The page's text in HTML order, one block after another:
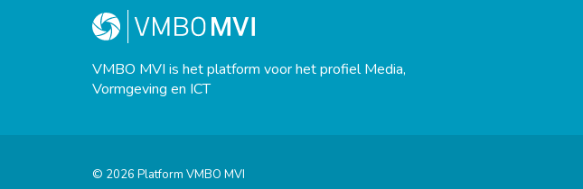
VMBO MVI is het platform voor het profiel Media,
Vormgeving en ICT
© 2026 Platform VMBO MVI